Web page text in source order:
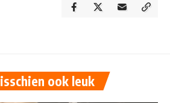
ook leuk